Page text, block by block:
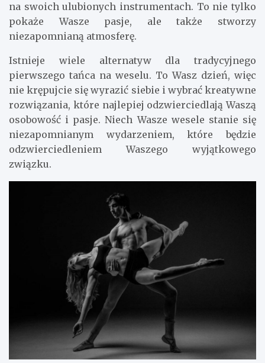
na swoich ulubionych instrumentach. To nie tylko
pokaże Wasze pasje, ale także stworzy
niezapomnianą atmosferę.
Istnieje wiele alternatyw dla tradycyjnego
pierwszego tańca na weselu. To Wasz dzień, więc
nie krępujcie się wyrazić siebie i wybrać kreatywne
rozwiązania, które najlepiej odzwierciedlają Waszą
osobowość i pasje. Niech Wasze wesele stanie się
niezapomnianym wydarzeniem, które będzie
odzwierciedleniem Waszego wyjątkowego
związku.